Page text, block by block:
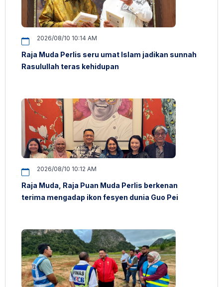
2026/08/10 10:14 AM
Raja Muda Perlis seru umat Islam jadikan sunnah
Rasulullah teras kehidupan
2026/08/10 10:12 AM
Raja Muda, Raja Puan Muda Perlis berkenan
terima mengadap ikon fesyen dunia Guo Pei